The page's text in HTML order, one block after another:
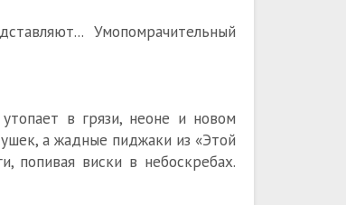
Умопомрачительный
в грязи, неоне и новом
а жадные пиджаки из «Этой
попивая виски в небоскребах.